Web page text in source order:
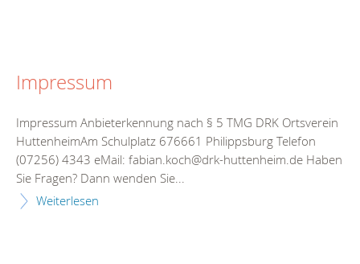
Impressum
Impressum Anbieterkennung nach § 5 TMG DRK Ortsverein
HuttenheimAm Schulplatz 676661 Philippsburg Telefon
(07256) 4343 eMail: fabian.koch@drk-huttenheim.de Haben
Sie Fragen? Dann wenden Sie...
Weiterlesen